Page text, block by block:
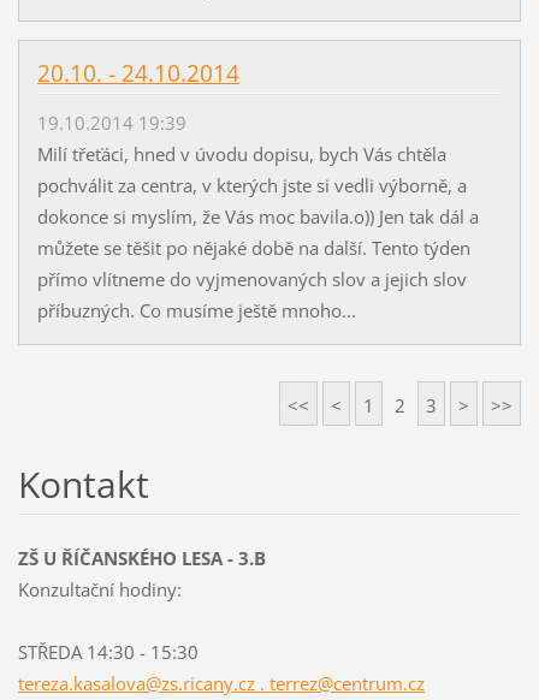
20.10. - 24.10.2014
19.10.2014 19:39
Milí třeťáci, hned v úvodu dopisu, bych Vás chtěla
pochválit za centra, v kterých jste si vedli výborně, a
dokonce si myslím, že Vás moc bavila.o)) Jen tak dál a
můžete se těšit po nějaké době na další. Tento týden
přímo vlítneme do vyjmenovaných slov a jejich slov
příbuzných. Co musíme ještě mnoho...
<< < 1 2 3 > >>
Kontakt
ZŠ U ŘÍČANSKÉHO LESA - 3.B
Konzultační hodiny:
STŘEDA 14:30 - 15:30
tereza.kasalova@zs.ricany.cz . terrez@centrum.cz